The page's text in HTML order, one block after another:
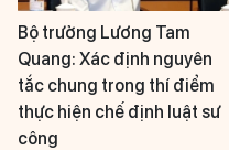
Bộ trưởng Lương Tam
Quang: Xác định nguyên
tắc chung trong thí điểm
thực hiện chế định luật sư
công